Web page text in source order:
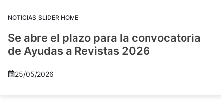
NOTICIAS,SLIDER HOME
Se abre el plazo para la convocatoria
de Ayudas a Revistas 2026
25/05/2026